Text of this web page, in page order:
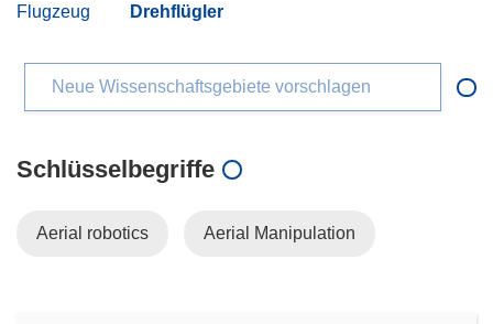
Flugzeug
Drehflügler
Neue Wissenschaftsgebiete vorschlagen
Schlüsselbegriffe
Aerial robotics Aerial Manipulation